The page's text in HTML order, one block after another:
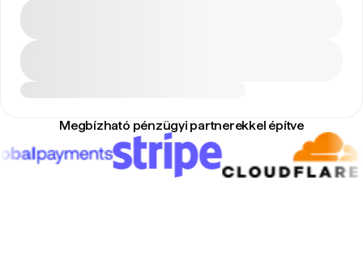
Megbízható pénzügyi partnerekkel építve